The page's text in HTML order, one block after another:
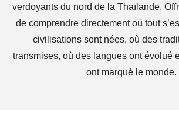
verdoyants du nord de la Thaïlande.
de comprendre directement où tout
civilisations sont nées, où des
transmises, où des langues ont évolué
ont marqué le monde.